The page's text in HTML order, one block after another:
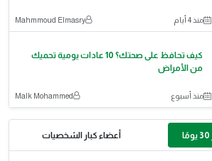
منذ 4 أيام Mahmmoud Elmasry
كيف تحافظ على صحتك؟ 10 عادات يومية تحميك
من الأمراض
منذ أسبوع Malk Mohammed
أعضاء كبار الشخصيات